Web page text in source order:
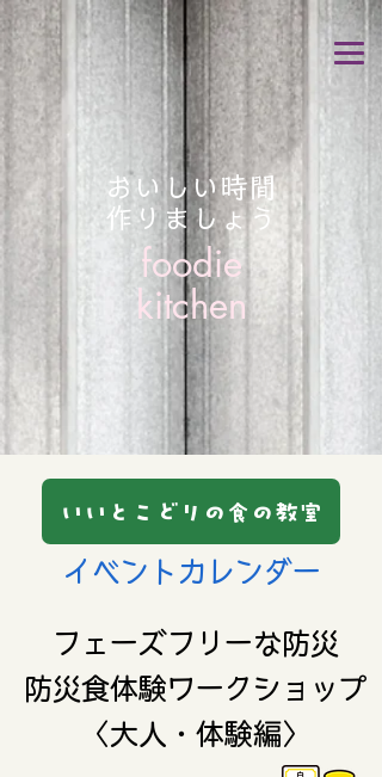
おいしい時間
​作りましょう
foodie
kitchen
いいとこどりの食の教室
イベント​カレンダー
フェーズフリーな防災
​防災食体験ワークショップ
​〈大人・体験編〉